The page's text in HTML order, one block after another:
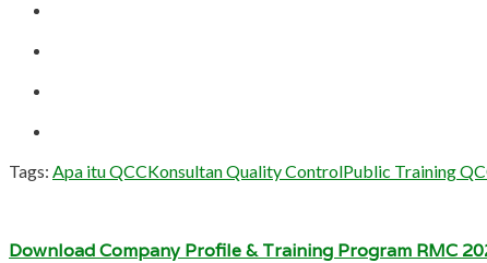
Tags: Apa itu QCCKonsultan Quality ControlPublic Training
Download Company Profile & Training Program RMC